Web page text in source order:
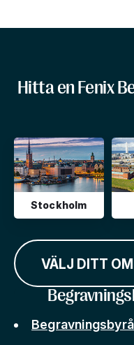
Hitta en Fenix
Stockholm
VÄLJ DITT